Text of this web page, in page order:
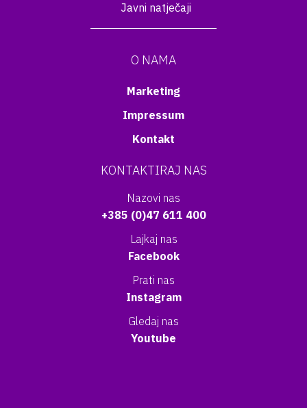
Javni natječaji
O NAMA
Marketing
Impressum
Kontakt
KONTAKTIRAJ NAS
Nazovi nas
+385 (0)47 611 400
Lajkaj nas
Facebook
Prati nas
Instagram
Gledaj nas
Youtube